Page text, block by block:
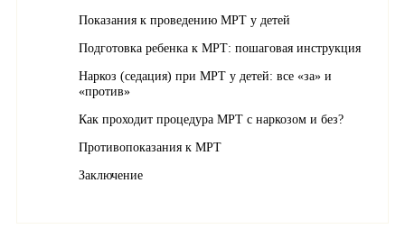
Показания к проведению МРТ у детей
Подготовка ребенка к МРТ: пошаговая инструкция
Наркоз (седация) при МРТ у детей: все «за» и
«против»
Как проходит процедура МРТ с наркозом и без?
Противопоказания к МРТ
Заключение